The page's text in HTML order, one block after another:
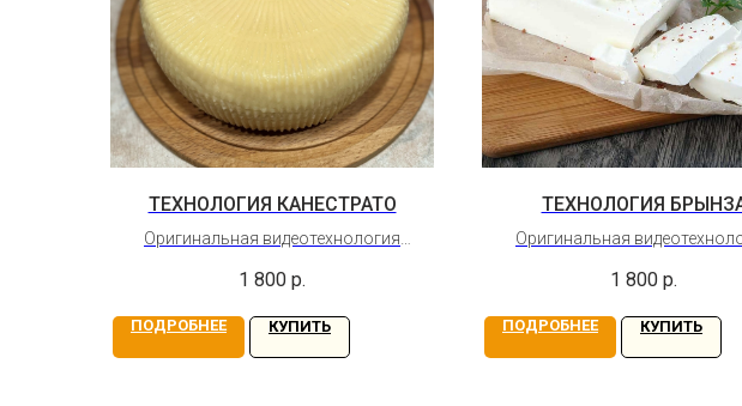
ТЕХНОЛОГИЯ КАНЕСТРАТО
Оригинальная видеотехнология
Бессрочный доступ
1 800 р.
ПОДРОБНЕЕ КУПИТЬ
ТЕХНОЛОГИЯ
Оригинальная
бессрочный
1 800 р.
ПОДРОБНЕЕ КУПИТЬ